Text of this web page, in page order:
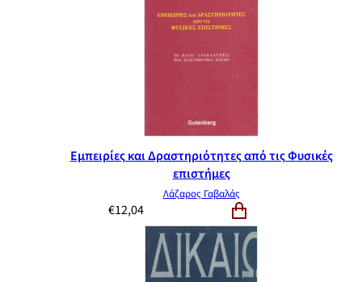
Εμπειρίες και Δραστηριότητες από τις Φυσικές
επιστήμες
Λάζαρος Γαβαλάς
€12,04